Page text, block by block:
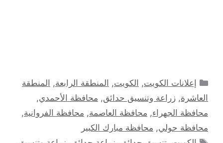
التصنيفات
إعلانات الكويت, الكويت, المنطقة الرابعة, المنطقة
العاشرة, زراعة وتنسيق حدائق, محافظة الأحمدي,
محافظة الجهراء, محافظة العاصمة, محافظة الفروانية,
محافظة حولي, محافظة مبارك الكبير
الوسوم